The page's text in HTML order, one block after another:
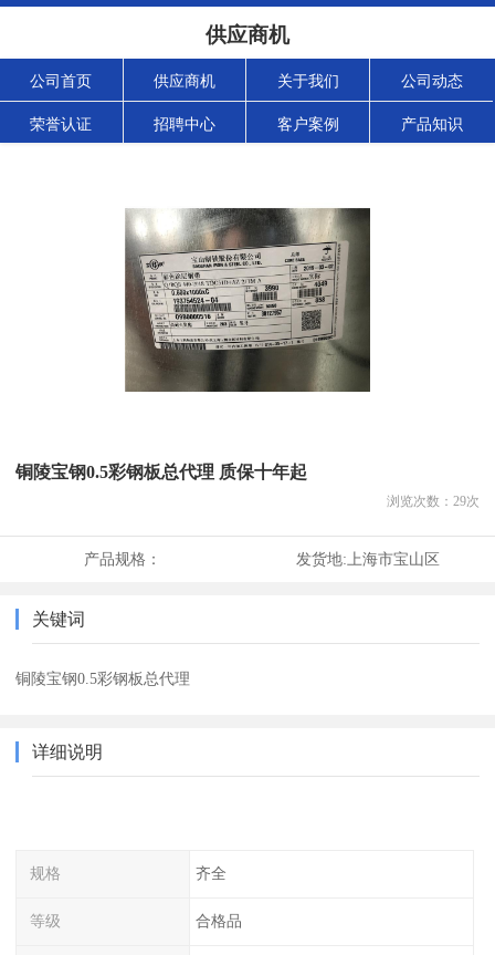
供应商机
公司首页 供应商机 关于我们 公司动态
荣誉认证 招聘中心 客户案例 产品知识
铜陵宝钢0.5彩钢板总代理 质保十年起
浏览次数： 29次
产品规格： 发货地: 上海市宝山区
关键词
铜陵宝钢0.5彩钢板总代理
详细说明
规格 齐全
等级 合格品